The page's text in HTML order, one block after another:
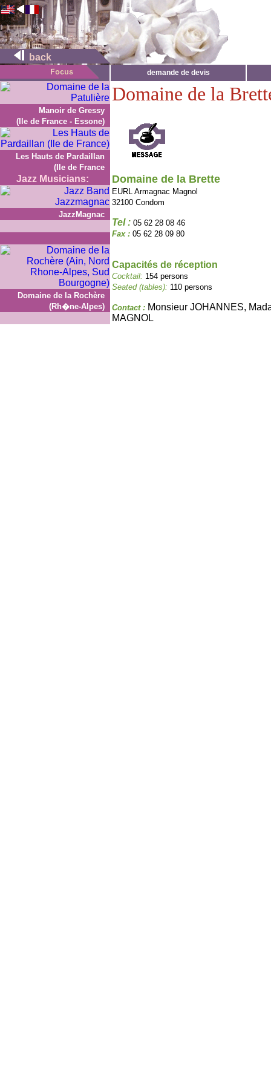
back
demande de devis
Manoir de Gressy
(Ile de France - Essone)
Les Hauts de Pardaillan
(Ile de France
Jazz Musicians:
JazzMagnac
Domaine de la Rochère
(Rh�ne-Alpes)
Domaine de la
Domaine de la Brette
EURL Armagnac Magnol
32100 Condom
Tel : 05 62 28 08 46
Fax : 05 62 28 09 80
Capacités de réception
Cocktail: 154 persons
Seated (tables): 110 persons
Contact : Monsieur JOHANNES,
MAGNOL